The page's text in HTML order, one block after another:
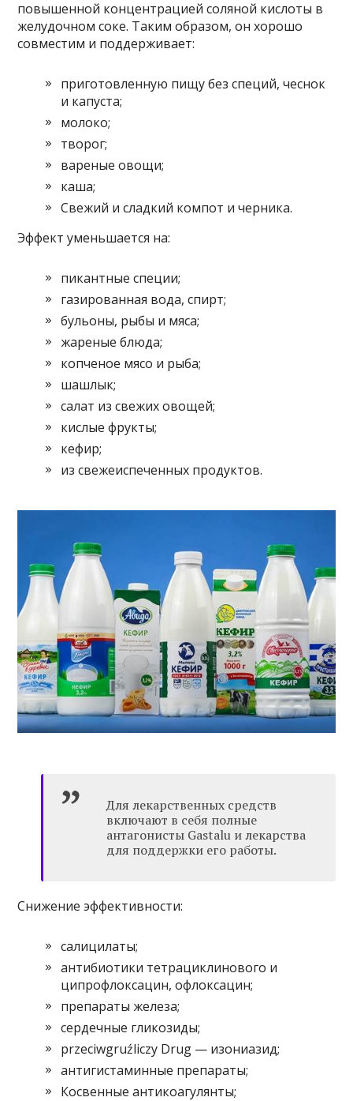
повышенной концентрацией соляной кислоты в
желудочном соке. Таким образом, он хорошо
совместим и поддерживает:
приготовленную пищу без специй, чеснок
и капуста;
молоко;
творог;
вареные овощи;
каша;
Свежий и сладкий компот и черника.
Эффект уменьшается на:
пикантные специи;
газированная вода, спирт;
бульоны, рыбы и мяса;
жареные блюда;
копченое мясо и рыба;
шашлык;
салат из свежих овощей;
кислые фрукты;
кефир;
из свежеиспеченных продуктов.
Для лекарственных средств
включают в себя полные
антагонисты Gastalu и лекарства
для поддержки его работы.
Снижение эффективности:
салицилаты;
антибиотики тетрациклинового и
ципрофлоксацин, офлоксацин;
препараты железа;
сердечные гликозиды;
przeciwgruźliczy Drug — изониазид;
антигистаминные препараты;
Косвенные антикоагулянты;